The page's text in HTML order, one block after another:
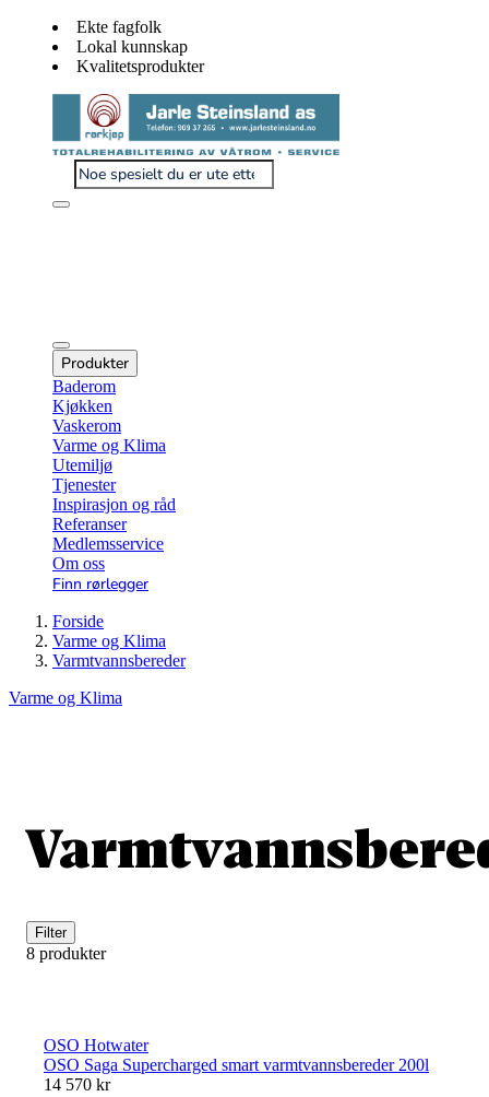
Ekte fagfolk
Lokal kunnskap
Kvalitetsprodukter
Produkter
Baderom
Kjøkken
Vaskerom
Varme og Klima
Utemiljø
Tjenester
Inspirasjon og råd
Referanser
Medlemsservice
Om oss
Finn rørlegger
Forside
Varme og Klima
Varmtvannsbereder
Varme og Klima
Filter
8 produkter
OSO Hotwater
OSO Saga Supercharged smart varmtvannsbereder 200l
14 570 kr